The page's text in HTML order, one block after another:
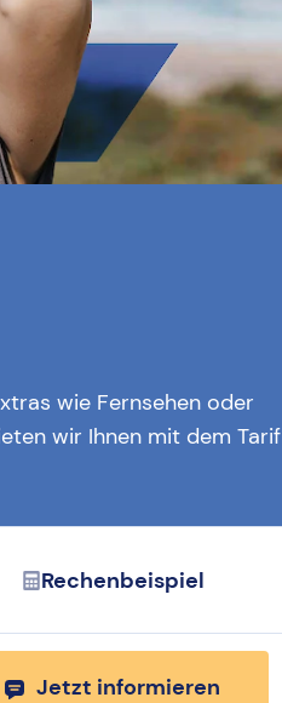
wie Fernsehen oder
wir Ihnen mit dem Tarif
Rechenbeispiel
Jetzt informieren